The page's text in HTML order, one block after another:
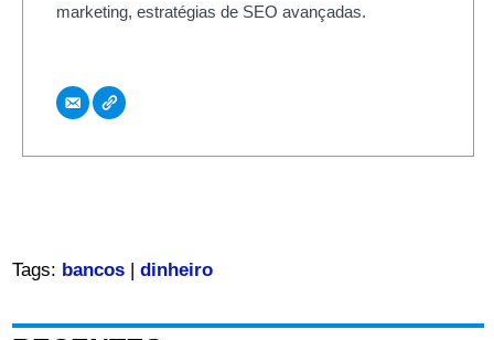
marketing, estratégias de SEO avançadas.
Tags: bancos| dinheiro